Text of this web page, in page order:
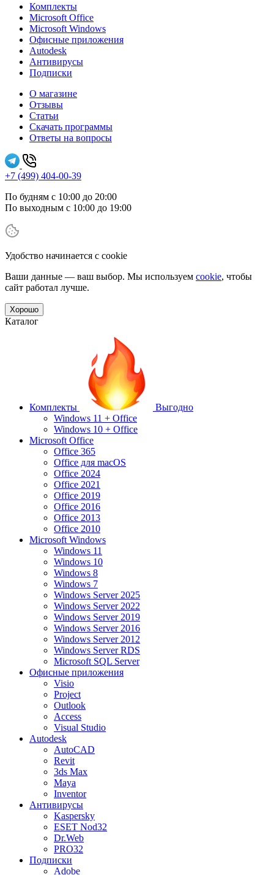
Комплекты
Microsoft Office
Microsoft Windows
Офисные приложения
Autodesk
Антивирусы
Подписки
О магазине
Отзывы
Статьи
Скачать программы
Ответы на вопросы
+7 (499) 404-00-39
По будням с 10:00 до 20:00
По выходным с 10:00 до 19:00
Удобство начинается с cookie
Ваши данные — ваш выбор. Мы используем cookie, чтобы
сайт работал лучше.
Хорошо
Каталог
Комплекты
Выгодно
Windows 11 + Office
Windows 10 + Office
Microsoft Office
Office 365
Office для macOS
Office 2024
Office 2021
Office 2019
Office 2016
Office 2013
Office 2010
Microsoft Windows
Windows 11
Windows 10
Windows 8
Windows 7
Windows Server 2025
Windows Server 2022
Windows Server 2019
Windows Server 2016
Windows Server 2012
Windows Server RDS
Microsoft SQL Server
Офисные приложения
Visio
Project
Outlook
Access
Visual Studio
Autodesk
AutoCAD
Revit
3ds Max
Maya
Inventor
Антивирусы
Kaspersky
ESET Nod32
Dr.Web
PRO32
Подписки
Adobe